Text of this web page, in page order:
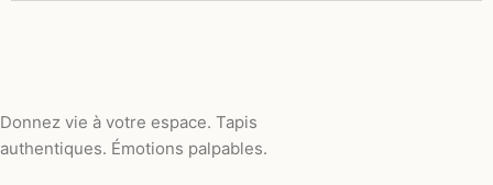
Donnez vie à votre espace. Tapis
authentiques. Émotions palpables.